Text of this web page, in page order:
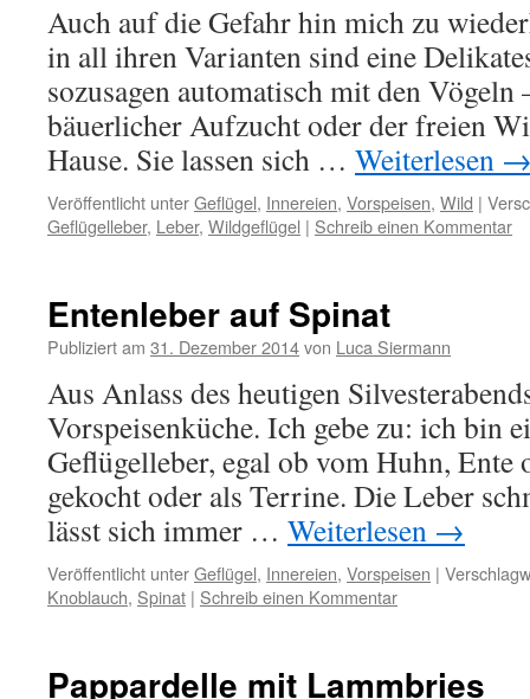
Auch auf die Gefahr hin mich zu
in all ihren Varianten sind eine
sozusagen automatisch mit den
bäuerlicher Aufzucht oder der freien
Hause. Sie lassen sich … Weiterlesen
Veröffentlicht unterGeflügel, Innereien, Vorspeisen, Wild |
Geflügelleber, Leber, Wildgeflügel | Schreib einen Kommentar
Entenleber auf Spinat
Publiziert am 31. Dezember 2014von Luca Siermann
Aus Anlass des heutigen
Vorspeisenküche. Ich gebe zu: ich bin
Geflügelleber, egal ob vom Huhn, Ente
gekocht oder als Terrine. Die Leber
lässt sich immer … Weiterlesen →
Veröffentlicht unterGeflügel, Innereien, Vorspeisen |
Knoblauch, Spinat | Schreib einen Kommentar
Pappardelle mit Lammbries